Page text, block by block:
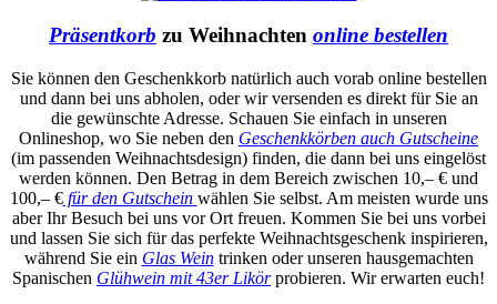
Präsentkorb zu Weihnachten online bestellen
Sie können den Geschenkkorb natürlich auch vorab online bestellen
und dann bei uns abholen, oder wir versenden es direkt für Sie an
die gewünschte Adresse. Schauen Sie einfach in unseren
Onlineshop, wo Sie neben den Geschenkkörben auch Gutscheine
(im passenden Weihnachtsdesign) finden, die dann bei uns eingelöst
werden können. Den Betrag in dem Bereich zwischen 10,– € und
100,– €für den Gutschein wählen Sie selbst. Am meisten wurde uns
aber Ihr Besuch bei uns vor Ort freuen. Kommen Sie bei uns vorbei
und lassen Sie sich für das perfekte Weihnachtsgeschenk inspirieren,
während Sie ein Glas Weintrinken oder unseren hausgemachten
Spanischen Glühwein mit 43er Likörprobieren. Wir erwarten euch!